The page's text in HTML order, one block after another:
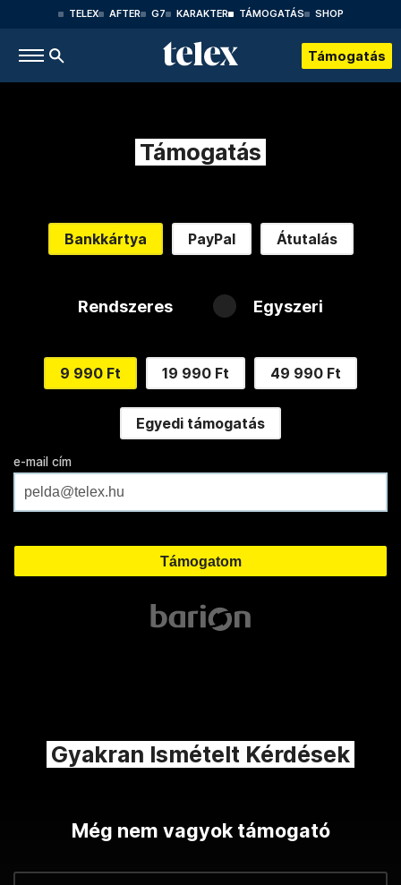
TELEX AFTER G7 KARAKTER TÁMOGATÁS SHOP
Támogatás
Támogatás
Bankkártya PayPal Átutalás
Rendszeres Egyszeri
9 990 Ft 19 990 Ft 49 990 Ft
Egyedi támogatás
e-mail cím
Gyakran Ismételt Kérdések
Még nem vagyok támogató